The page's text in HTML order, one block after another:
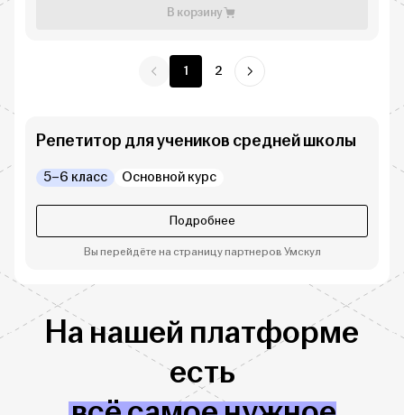
В корзину
1 2
Репетитор для учеников средней школы
5–6 класс Основной курс
Подробнее
Вы перейдёте на страницу партнеров Умскул
На нашей платформе
есть